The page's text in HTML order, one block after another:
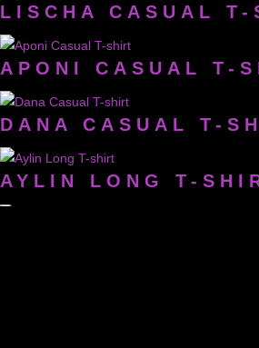
LISCHA CASUAL T-
APONI CASUAL T-
DANA CASUAL T-
AYLIN LONG T-